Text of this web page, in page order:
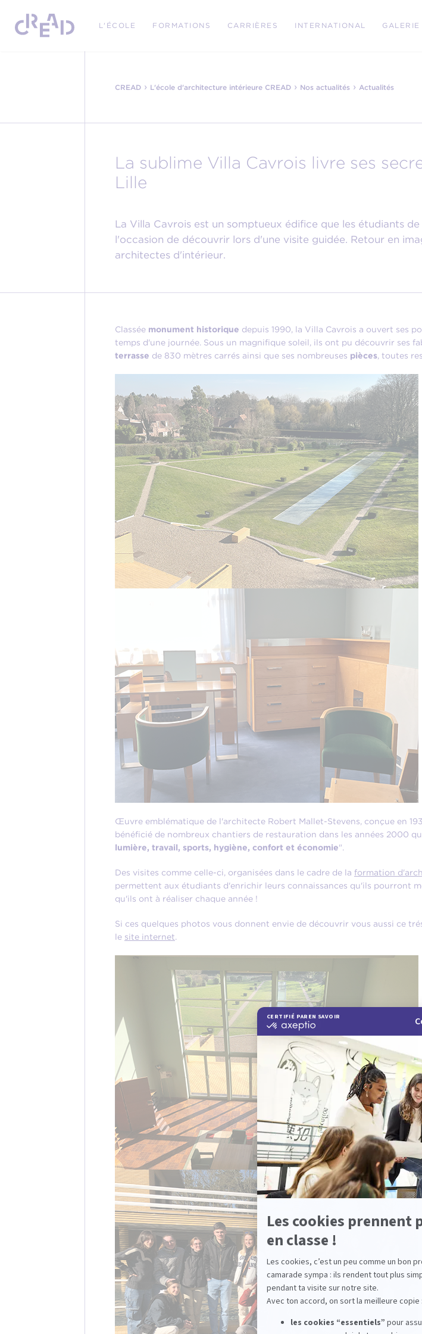
L'ÉCOLE FORMATIONS CARRIÈRES INTERNATIONAL GALERIE
CREAD › L'école d'architecture intérieure CREAD › Nos actualités › Actualités
La sublime Villa Cavrois livre ses
Lille
La Villa Cavrois est un somptueux édifice que les étudiants
l'occasion de découvrir lors d'une visite guidée. Retour en
architectes d'intérieur.
Classée monument historique depuis 1990, la Villa Cavrois a ouvert ses
temps d'une journée. Sous un magnifique soleil, ils ont pu découvrir ses
terrasse de 830 mètres carrés ainsi que ses nombreuses pièces, toutes
Œuvre emblématique de l'architecte Robert Mallet-Stevens, conçue en
bénéficié de nombreux chantiers de restauration dans les années 2000
lumière, travail, sports, hygiène, confort et économie".
Des visites comme celle-ci, organisées dans le cadre de la formation
permettent aux étudiants d'enrichir leurs connaissances qu'ils pourront
qu'ils ont à réaliser chaque année !
Si ces quelques photos vous donnent envie de découvrir vous aussi ce
le site internet.